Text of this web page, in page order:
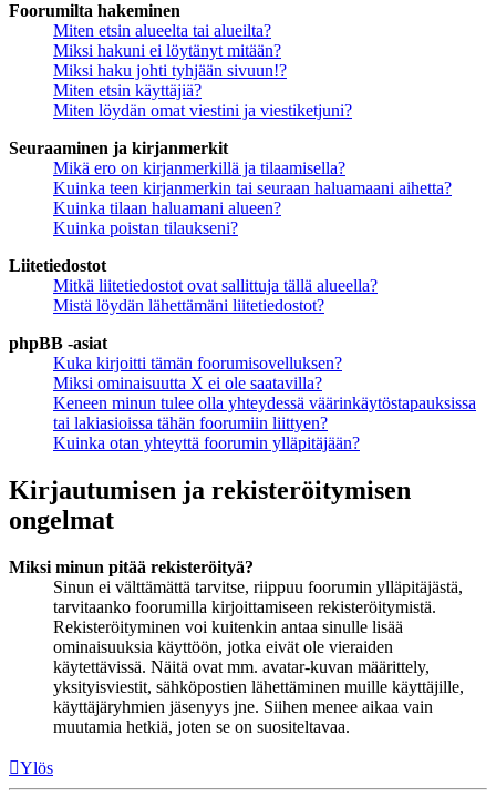
Foorumilta hakeminen
Miten etsin alueelta tai alueilta?
Miksi hakuni ei löytänyt mitään?
Miksi haku johti tyhjään sivuun!?
Miten etsin käyttäjiä?
Miten löydän omat viestini ja viestiketjuni?
Seuraaminen ja kirjanmerkit
Mikä ero on kirjanmerkillä ja tilaamisella?
Kuinka teen kirjanmerkin tai seuraan haluamaani aihetta?
Kuinka tilaan haluamani alueen?
Kuinka poistan tilaukseni?
Liitetiedostot
Mitkä liitetiedostot ovat sallittuja tällä alueella?
Mistä löydän lähettämäni liitetiedostot?
phpBB -asiat
Kuka kirjoitti tämän foorumisovelluksen?
Miksi ominaisuutta X ei ole saatavilla?
Keneen minun tulee olla yhteydessä väärinkäytöstapauksissa
tai lakiasioissa tähän foorumiin liittyen?
Kuinka otan yhteyttä foorumin ylläpitäjään?
Kirjautumisen ja rekisteröitymisen
ongelmat
Miksi minun pitää rekisteröityä?
Sinun ei välttämättä tarvitse, riippuu foorumin ylläpitäjästä,
tarvitaanko foorumilla kirjoittamiseen rekisteröitymistä.
Rekisteröityminen voi kuitenkin antaa sinulle lisää
ominaisuuksia käyttöön, jotka eivät ole vieraiden
käytettävissä. Näitä ovat mm. avatar-kuvan määrittely,
yksityisviestit, sähköpostien lähettäminen muille käyttäjille,
käyttäjäryhmien jäsenyys jne. Siihen menee aikaa vain
muutamia hetkiä, joten se on suositeltavaa.
Ylös